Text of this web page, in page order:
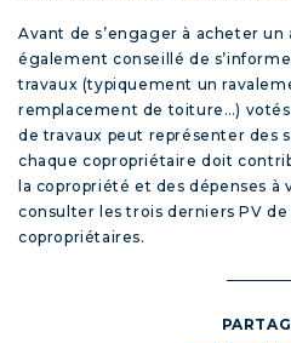
Avant de s’engager à acheter
également conseillé de
travaux (typiquement un
remplacement de toiture…)
de travaux peut représenter des
chaque copropriétaire doit
la copropriété et des dépenses à
consulter les trois derniers PV de
copropriétaires.